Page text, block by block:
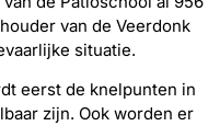
van de Veerdonk
situatie.
eerst de knelpunten in
zijn. Ook worden er